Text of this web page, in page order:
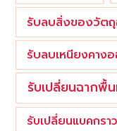
รับลบสิ่งของวัต
รับลบเหนียงคาง
รับเปลี่ยนฉากพื้
รับเปลี่ยนแบคกรา